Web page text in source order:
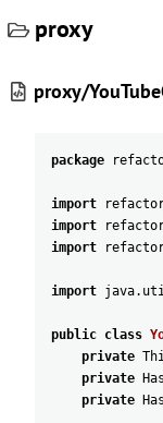
proxy
proxy/
package
import
import
import
import java.
public class
private
private
private